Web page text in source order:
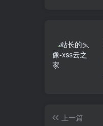
上一篇